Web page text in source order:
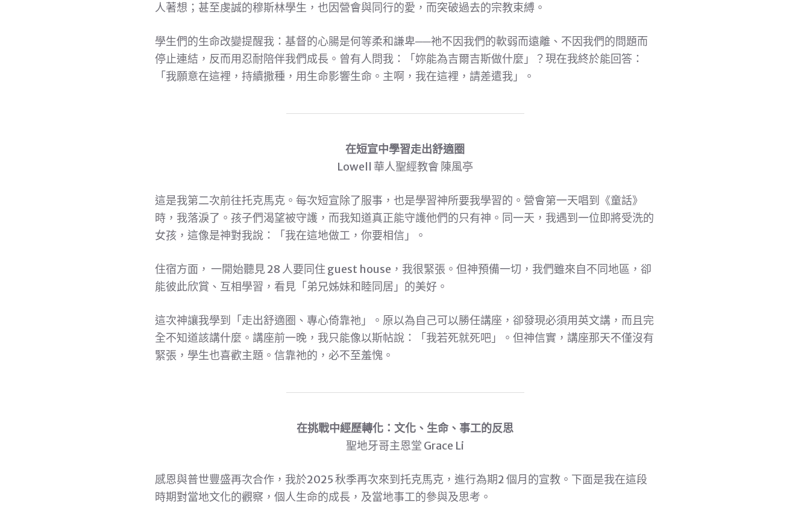
人著想；甚至虔誠的穆斯林學生，也因營會與同行的愛，而突破過去的宗教束縛。
學生們的生命改變提醒我：基督的心腸是何等柔和謙卑──祂不因我們的軟弱而遠離、不因我們的問題而
停止連結，反而用忍耐陪伴我們成長。曾有人問我：「妳能為吉爾吉斯做什麼」？現在我終於能回答：
「我願意在這裡，持續撒種，用生命影響生命。主啊，我在這裡，請差遣我」。
在短宣中學習走出舒適圈
Lowell 華人聖經教會 陳風亭
這是我第二次前往托克馬克。每次短宣除了服事，也是學習神所要我學習的。營會第一天唱到《童話》
時，我落淚了。孩子們渴望被守護，而我知道真正能守護他們的只有神。同一天，我遇到一位即將受洗的
女孩，這像是神對我說：「我在這地做工，你要相信」。
住宿方面， 一開始聽見 28 人要同住 guest house，我很緊張。但神預備一切，我們雖來自不同地區，卻
能彼此欣賞、互相學習，看見「弟兄姊妹和睦同居」的美好。
這次神讓我學到「走出舒適圈、專心倚靠祂」。原以為自己可以勝任講座，卻發現必須用英文講，而且完
全不知道該講什麼。講座前一晚，我只能像以斯帖說：「我若死就死吧」。但神信實，講座那天不僅沒有
緊張，學生也喜歡主題。信靠祂的，必不至羞愧。
在挑戰中經歷轉化：文化、生命、事工的反思
聖地牙哥主恩堂 Grace Li
感恩與普世豐盛再次合作，我於2025 秋季再次來到托克馬克，進行為期2 個月的宣教。下面是我在這段
時期對當地文化的觀察，個人生命的成長，及當地事工的參與及思考。